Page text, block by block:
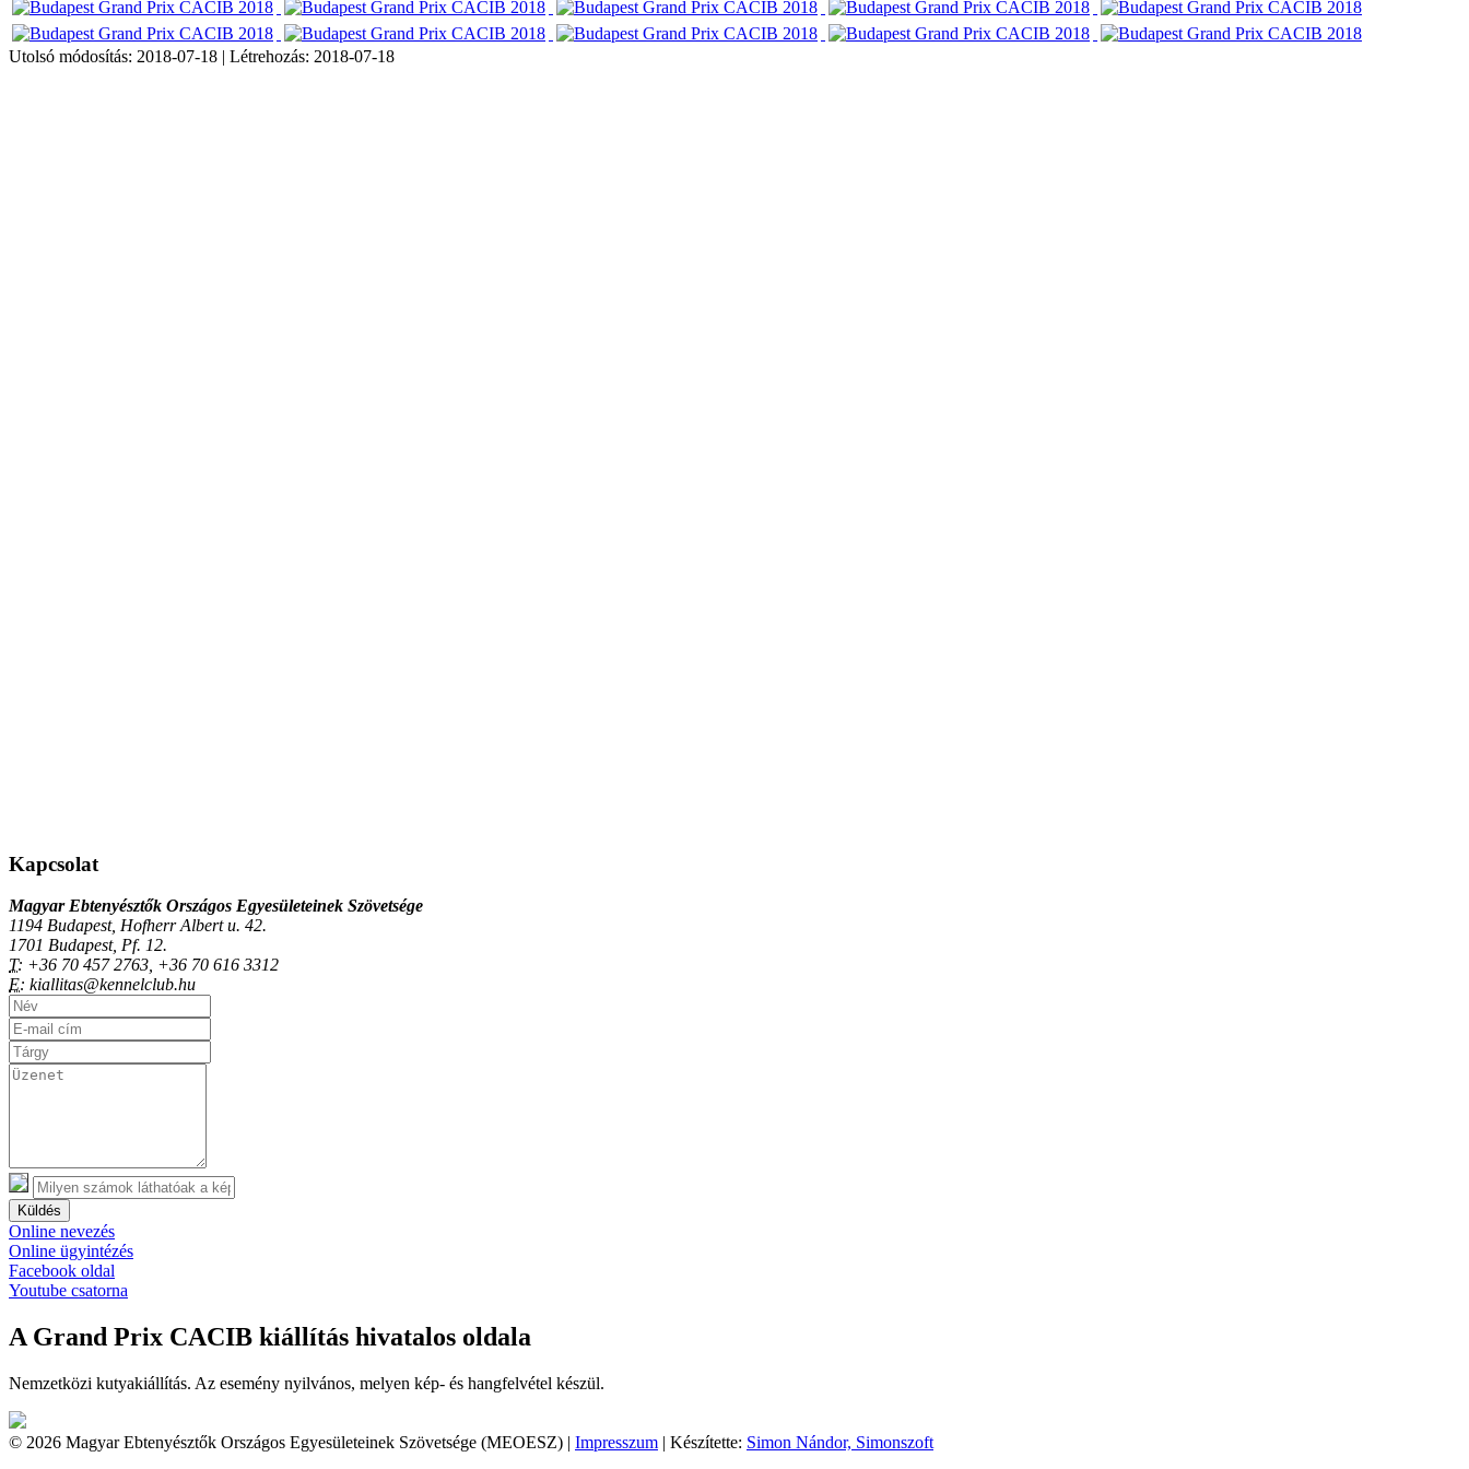
Utolsó módosítás: 2018-07-18 | Létrehozás: 2018-07-18
Kapcsolat
Magyar Ebtenyésztők Országos Egyesületeinek Szövetsége
1194 Budapest, Hofherr Albert u. 42.
1701 Budapest, Pf. 12.
T: +36 70 457 2763, +36 70 616 3312
E: kiallitas@kennelclub.hu
Küldés
Online nevezés
Online ügyintézés
Facebook oldal
Youtube csatorna
A Grand Prix CACIB kiállítás hivatalos oldala
Nemzetközi kutyakiállítás. Az esemény nyilvános, melyen kép- és hangfelvétel készül.
© 2026 Magyar Ebtenyésztők Országos Egyesületeinek Szövetsége (MEOESZ) | Impresszum | Készítette: Simon Nándor, Simonszoft